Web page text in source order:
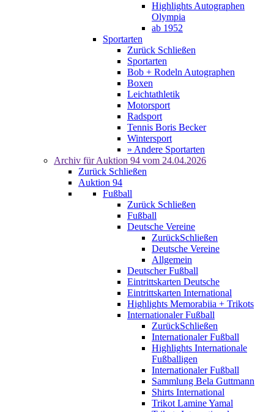
Highlights Autographen
Olympia
ab 1952
Sportarten
Zurück Schließen
Sportarten
Bob + Rodeln Autographen
Boxen
Leichtathletik
Motorsport
Radsport
Tennis Boris Becker
Wintersport
» Andere Sportarten
Archiv für Auktion 94 vom 24.04.2026
Zurück Schließen
Auktion 94
Fußball
Zurück Schließen
Fußball
Deutsche Vereine
ZurückSchließen
Deutsche Vereine
Allgemein
Deutscher Fußball
Eintrittskarten Deutsche
Eintrittskarten International
Highlights Memorabiia + Trikots
Internationaler Fußball
ZurückSchließen
Internationaler Fußball
Highlights Internationale
Fußballigen
Internationaler Fußball
Sammlung Bela Guttmann
Shirts International
Trikot Lamine Yamal